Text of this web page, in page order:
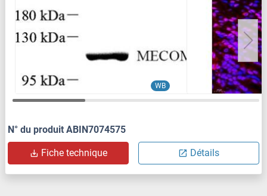
WB
N° du produit ABIN7074575
Fiche technique Détails